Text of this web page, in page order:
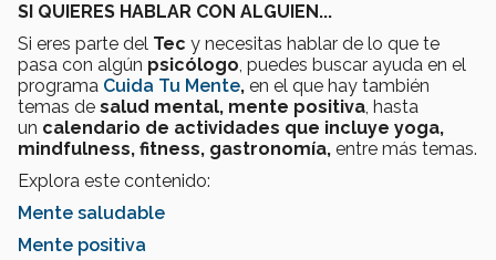
SI QUIERES HABLAR CON ALGUIEN...
Si eres parte del Tec y necesitas hablar de lo que te
pasa con algún psicólogo, puedes buscar ayuda en el
programa Cuida Tu Mente, en el que hay también
temas de salud mental, mente positiva, hasta
un calendario de actividades que incluye yoga,
mindfulness, fitness, gastronomía, entre más temas.
Explora este contenido:
Mente saludable
Mente positiva